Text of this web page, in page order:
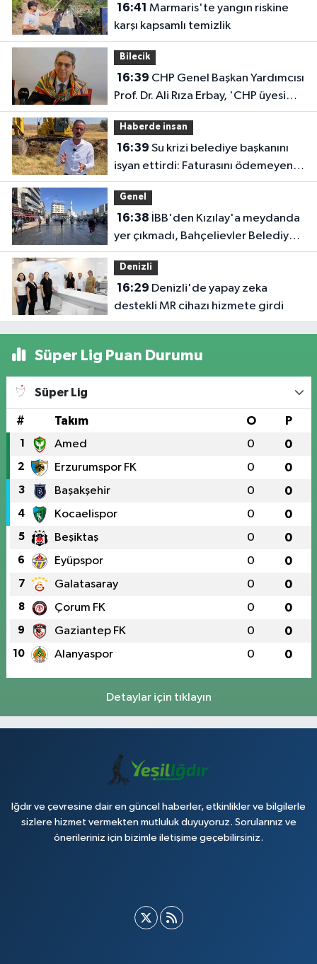
16:41
karşı kapsamlı temizlik
Bilecik
16:39
Prof. Dr. Ali Rıza Erbay, 'CHP üyesi
olmak inanç ister, emek ister, yürek
ister'
Haberde insan
16:39
isyan ettirdi: Faturasını ödemeyen
vatandaşlara böyle seslendi
Genel
16:38
yer çıkmadı, Bahçelievler Belediyesi
yer tahsis etti
Denizli
16:29
destekli MR cihazı hizmete girdi
Süper Lig Puan Durumu
Süper Lig
# Takım O P
1 Amed 0 0
2 Erzurumspor FK 0 0
3 Başakşehir 0 0
4 Kocaelispor 0 0
5 Beşiktaş 0 0
6 Eyüpspor 0 0
7 Galatasaray 0 0
8 Çorum FK 0 0
9 Gaziantep FK 0 0
10 Alanyaspor 0 0
Detaylar için tıklayın
Iğdır ve çevresine dair en güncel haberler, etkinlikler ve bilgilerle
sizlere hizmet vermekten mutluluk duyuyoruz. Sorularınız ve
önerileriniz için bizimle iletişime geçebilirsiniz.